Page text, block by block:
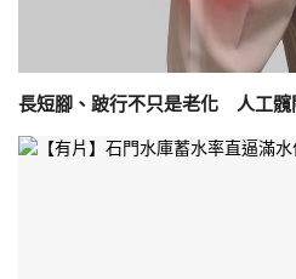
長短腳、跛行不只是老化 人工髖